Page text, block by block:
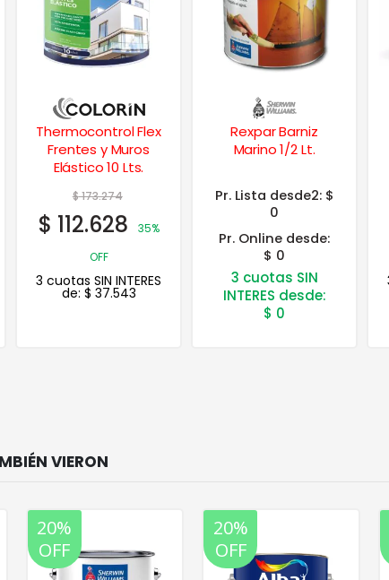
Rexpar Barniz
Marino 1/2 Lt.
Pr. Lista desde2:
0
Pr. Online desde:
$ 0
3 cuotas SIN
INTERES desde:
Masilla Multiuso p/
Placas De Yeso 32
$74.364
59.491
OFF
3 cuotas SIN INTERES
de:$19.830
20%
OFF
20%
OFF